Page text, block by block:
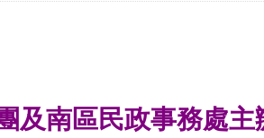
南區民政事務處